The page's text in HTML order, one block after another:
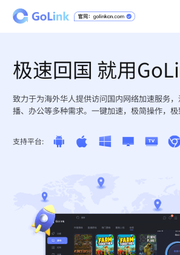
极速回国 就用
致力于为海外华人提供访问国内网络加速服务
播、办公等多种需求。一键加速，极简操作，极
支持平台: